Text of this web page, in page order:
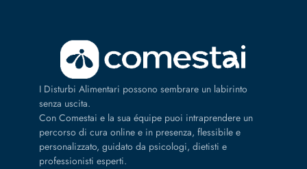
I Disturbi Alimentari possono sembrare un labirinto
senza uscita.
Con Comestai e la sua équipe puoi intraprendere un
percorso di cura online e in presenza, flessibile e
personalizzato, guidato da psicologi, dietisti e
professionisti esperti.